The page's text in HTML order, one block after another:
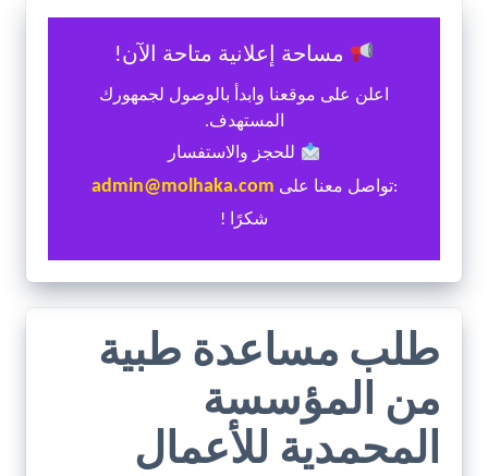
مساحة إعلانية متاحة الآن!
اعلن على موقعنا وابدأ بالوصول لجمهورك
المستهدف.
للحجز والاستفسار
:تواصل معنا على admin@molhaka.com
شكرًا !
طلب مساعدة طبية
من المؤسسة
المحمدية للأعمال